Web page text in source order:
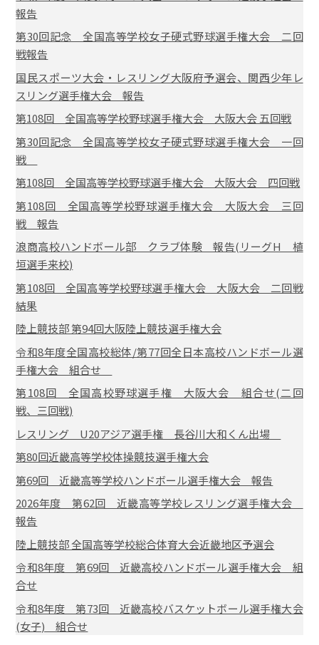
報告
第30回記念 全国高等学校女子硬式野球選手権大会 二回
戦報告
国民スポーツ大会・レスリング大阪府予選会、関西少年レ
スリング選手権大会 報告
第108回 全国高等学校野球選手権大会 大阪大会 五回戦
第30回記念 全国高等学校女子硬式野球選手権大会 一回
戦
第108回 全国高等学校野球選手権大会 大阪大会 四回戦
第108回 全国高等学校野球選手権大会 大阪大会 三回
戦 報告
浪商高校ハンドボール部 クラブ体験 報告(リーグH 植
垣選手来校)
第108回 全国高等学校野球選手権大会 大阪大会 二回戦
結果
陸上競技部 第94回大阪陸上競技選手権大会
令和8年度全国高校総体/第77回全日本高校ハンドボール選
手権大会 組合せ
第108回 全国高校野球選手権 大阪大会 組合せ(二回
戦、三回戦)
レスリング U20アジア選手権 長谷川大和くん出場
第80回近畿高等学校体操競技選手権大会
第69回 近畿高等学校ハンドボール選手権大会 報告
2026年度 第62回 近畿高等学校レスリング選手権大会
報告
陸上競技部 全国高等学校総合体育大会近畿地区予選会
令和8年度 第69回 近畿高校ハンドボール選手権大会 組
合せ
令和8年度 第73回 近畿高校バスケットボール選手権大会
(女子) 組合せ